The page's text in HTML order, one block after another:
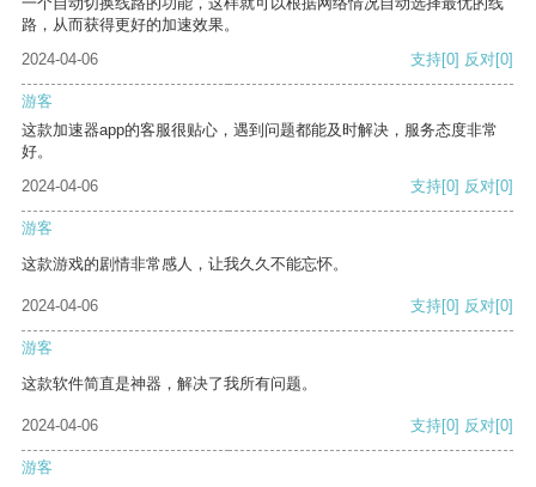
路，从而获得更好的加速效果。
2024-04-06
支持[0] 反对[0]
游客
这款加速器app的客服很贴心，遇到问题都能及时解决，服务态度非常
好。
2024-04-06
支持[0] 反对[0]
游客
这款游戏的剧情非常感人，让我久久不能忘怀。
2024-04-06 支持[0] 反对[0]
游客
这款软件简直是神器，解决了我所有问题。
2024-04-06 支持[0] 反对[0]
游客